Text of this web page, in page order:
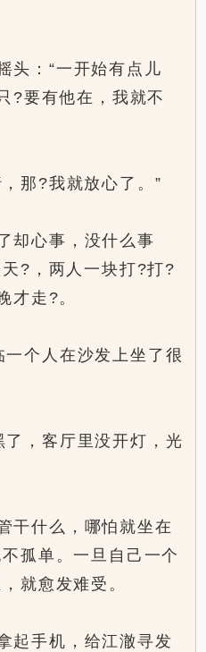
头：“一开始有点儿
?要有他在，我就不
那?我就放心了。”
却心事，没什么事
?，两人一块打?打?
才走?。
个人在沙发上坐了很
，客厅里没开灯，光
干什么，哪怕就坐在
孤单。一旦自己一个
就愈发难受。
起手机，给江澈寻发